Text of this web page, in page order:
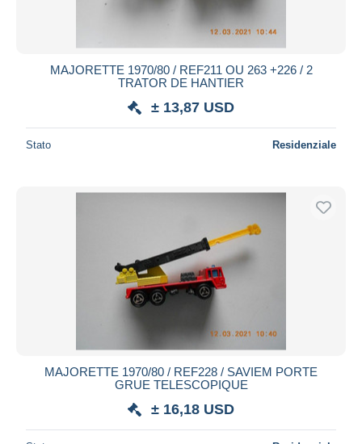
MAJORETTE 1970/80 / REF211 OU 263 +226 / 2
TRATOR DE HANTIER
± 13,87 USD
Stato Residenziale
MAJORETTE 1970/80 / REF228 / SAVIEM PORTE
GRUE TELESCOPIQUE
± 16,18 USD